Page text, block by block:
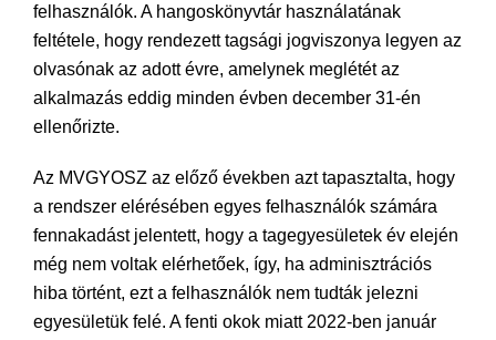
felhasználók. A hangoskönyvtár használatának
feltétele, hogy rendezett tagsági jogviszonya legyen az
olvasónak az adott évre, amelynek meglétét az
alkalmazás eddig minden évben december 31-én
ellenőrizte.
Az MVGYOSZ az előző években azt tapasztalta, hogy
a rendszer elérésében egyes felhasználók számára
fennakadást jelentett, hogy a tagegyesületek év elején
még nem voltak elérhetőek, így, ha adminisztrációs
hiba történt, ezt a felhasználók nem tudták jelezni
egyesületük felé. A fenti okok miatt 2022-ben január